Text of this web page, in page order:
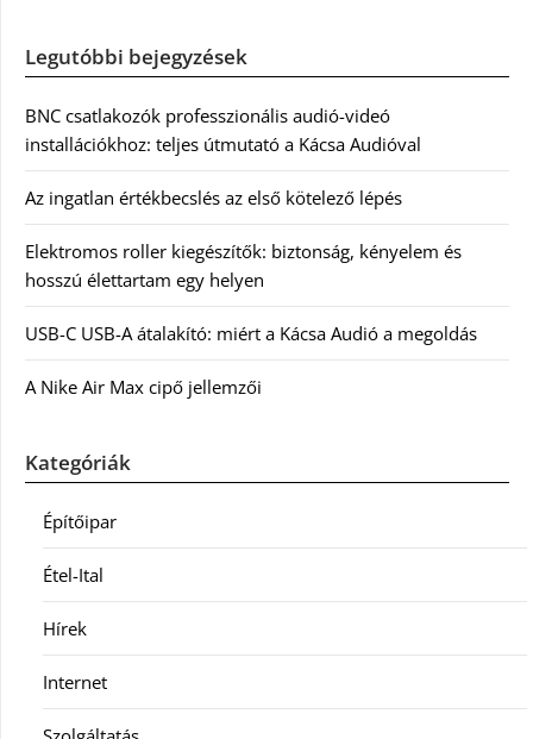
Legutóbbi bejegyzések
BNC csatlakozók professzionális audió-videó
installációkhoz: teljes útmutató a Kácsa Audióval
Az ingatlan értékbecslés az első kötelező lépés
Elektromos roller kiegészítők: biztonság, kényelem és
hosszú élettartam egy helyen
USB-C USB-A átalakító: miért a Kácsa Audió a megoldás
A Nike Air Max cipő jellemzői
Kategóriák
Építőipar
Étel-Ital
Hírek
Internet